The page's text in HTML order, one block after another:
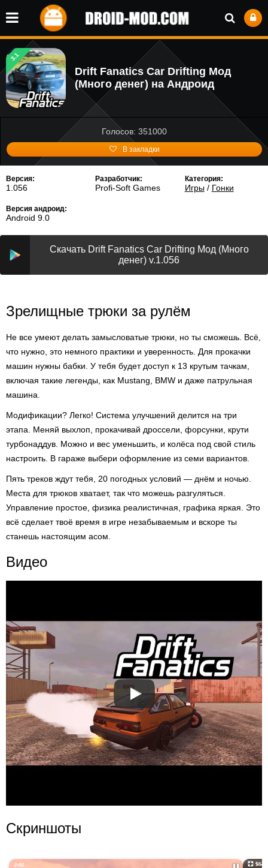
3.1
Drift Fanatics Car Drifting Мод
(Много денег) на Андроид
Голосов: 351000
В закладки
Версия:
1.056
Разработчик:
Profi-Soft Games
Категория:
Игры/ Гонки
Версия андроид:
Android 9.0
Скачать Drift Fanatics Car Drifting Мод (Много
денег) v.1.056
Зрелищные трюки за рулём
Не все умеют делать замысловатые трюки, но ты сможешь. Всё,
что нужно, это немного практики и уверенность. Для прокачки
машин нужны бабки. У тебя будет доступ к 13 крутым тачкам,
включая такие легенды, как Mustang, BMW и даже патрульная
машина.
Модификации? Легко! Система улучшений делится на три
этапа. Меняй выхлоп, прокачивай дроссели, форсунки, крути
турбонаддув. Можно и вес уменьшить, и колёса под свой стиль
настроить. В гараже выбери оформление из семи вариантов.
Пять треков ждут тебя, 20 погодных условий — днём и ночью.
Места для трюков хватает, так что можешь разгуляться.
Управление простое, физика реалистичная, графика яркая. Это
всё сделает твоё время в игре незабываемым и вскоре ты
станешь настоящим асом.
Видео
Скриншоты